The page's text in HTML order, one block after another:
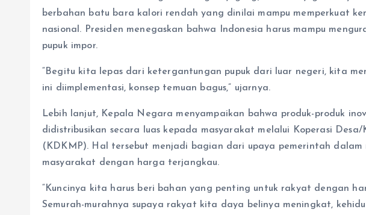
berbahan batu bara kalori rendah yang dinilai mampu memperkuat
nasional. Presiden menegaskan bahwa Indonesia harus mampu
pupuk impor.
“Begitu kita lepas dari ketergantungan pupuk dari luar negeri, kita
ini diimplementasi, konsep temuan bagus,” ujarnya.
Lebih lanjut, Kepala Negara menyampaikan bahwa produk-produk
didistribusikan secara luas kepada masyarakat melalui Koperasi
(KDKMP). Hal tersebut menjadi bagian dari upaya pemerintah dalam
masyarakat dengan harga terjangkau.
“Kuncinya kita harus beri bahan yang penting untuk rakyat dengan
Semurah-murahnya supaya rakyat kita daya belinya meningkat,